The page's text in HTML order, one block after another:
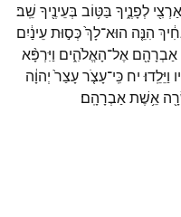
אַרְצִ֖י לְפָנֶ֑יךָ בַּטּ֥וֹב בְּעֵינֶ֖יךָ שֵֽׁב׃
הִנֵּ֤ה הוּא־לָךְ֙כְּס֣וּתעֵינַ֔יִם
אַבְרָהָ֖ם אֶל־הָאֱלֹהִ֑ים וַיִּרְפָּ֨א
וַיֵּלֵֽדוּ׃ יח כִּֽי־עָצֹ֤רעָצַר֙ יְהוָ֔ה
אֵ֥שֶׁתאַבְרָהָֽם׃